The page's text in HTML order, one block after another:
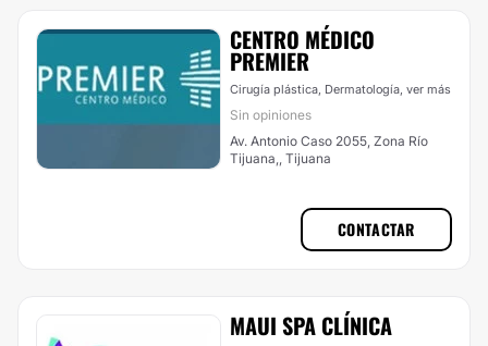
CENTRO MÉDICO
PREMIER
Cirugía plástica, Dermatología, ver más
Sin opiniones
Av. Antonio Caso 2055, Zona Río
Tijuana,, Tijuana
CONTACTAR
MAUI SPA CLÍNICA​​